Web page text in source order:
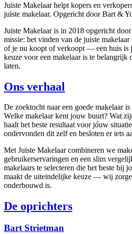
Juiste Makelaar helpt kopers en
juiste makelaar. Opgericht door Bart &
Juiste Makelaar is in 2018 opgericht
missie: het vinden van de juiste
of je nu koopt of verkoopt — een huis is
keuze voor een makelaar is te belangrijk
laten.
Ons verhaal
De zoektocht naar een goede makelaar
Welke makelaar kent jouw buurt? Wat
haalt het beste resultaat voor jóuw
ondervonden dit zelf en besloten er iets
Met Juiste Makelaar combineren we
gebruikerservaringen en een slim
makelaars te selecteren die het beste bij
maakt de uiteindelijke keuze — wij
onderbouwd is.
De oprichters
Bart Strietman